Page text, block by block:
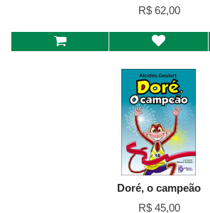
R$ 62,00
Doré, o campeão
R$ 45,00